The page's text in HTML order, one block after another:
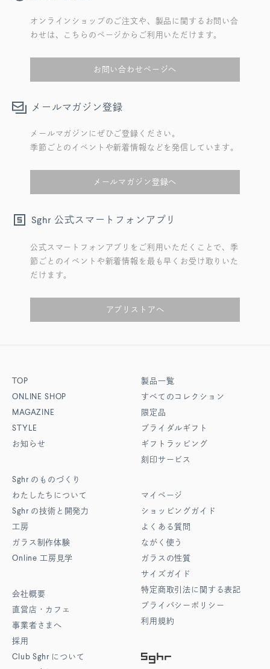
オンラインショップのご注文や、製品に関するお問い合
わせは、こちらのページからご利用いただけます。
お問い合わせページへ
メールマガジン登録
メールマガジンにぜひご登録ください。
季節ごとのイベントや新着情報などを発信しています。
メールマガジン登録へ
Sghr 公式スマートフォンアプリ
公式スマートフォンアプリをご利用いただくことで、季
節ごとのイベントや新着情報を最も早くお受け取りいた
だけます。
アプリストアへ
TOP
ONLINE SHOP
MAGAZINE
STYLE
お知らせ
Sghr のものづくり
わたしたちについて
Sghr の技術と開発力
工房
ガラス制作体験
Online 工房見学
会社概要
直営店・カフェ
事業者さまへ
採用
Club Sghr について
製品一覧
すべてのコレクション
限定品
ブライダルギフト
ギフトラッピング
刻印サービス
マイページ
ショッピングガイド
よくある質問
ながく使う
ガラスの性質
サイズガイド
特定商取引法に関する表記
プライバシーポリシー
利用規約